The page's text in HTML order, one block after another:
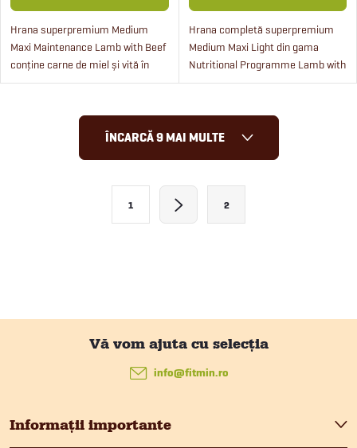
Hrana superpremium Medium
Maxi Maintenance Lamb with Beef
conține carne de miel și vită în
combinație cu orez și mazăre.
adulți de rase medii...
Hrana completă superpremium
Medium Maxi Light din gama
Nutritional Programme Lamb with
Beef conține un procent ridicat de
cu orez și mazăre....
l
l
ÎNCARCĂ 9 MAI MULTE
1 2
bInformații importante
info@fitmin.ro